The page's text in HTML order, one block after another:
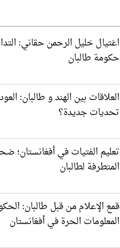
اغتيال خليل الرحمن حقاني:
حكومة طالبان
العلاقات بين الهند و طالبان:
تحديات جديدة؟
تعليم الفتيات في أفغانستان؛
المتطرفة لطالبان
قمع الإعلام من قبل طالبان:
المعلومات الحرة في أفغانستان